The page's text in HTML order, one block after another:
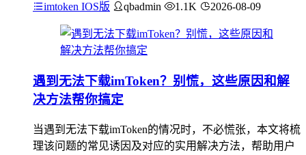
imtoken IOS版 qbadmin 1.1K 2026-08-09
遇到无法下载imToken？别慌，这些原因和解
决方法帮你搞定
当遇到无法下载imToken的情况时，不必慌张，本文将梳
理该问题的常见诱因及对应的实用解决方法，帮助用户